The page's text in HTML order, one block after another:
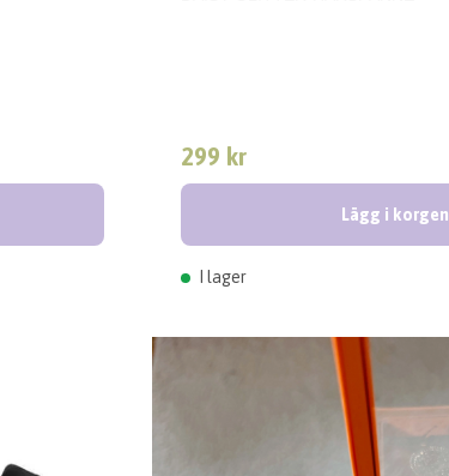
299 kr
Lägg i korgen
I lager